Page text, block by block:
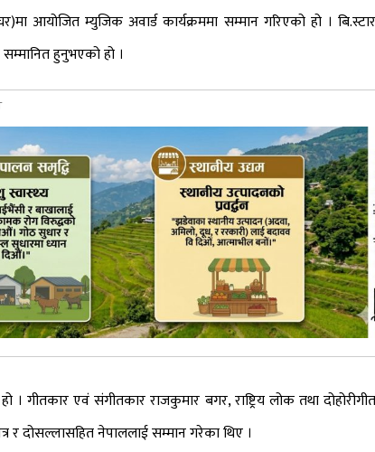
आयोजित म्युजिक अवार्ड कार्यक्रममा सम्मान गरिएको हो । बि.स्टार
हुनुभएको हो ।
गीतकार एवं संगीतकार राजकुमार बगर, राष्ट्रिय लोक तथा दोहोरीगीत
र दोसल्लासहित नेपाललाई सम्मान गरेका थिए ।